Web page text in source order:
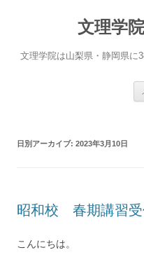
文理学
文理学院は山梨県・静岡県に
日別アーカイブ: 2023年3月10日
昭和校 春期講習受
こんにちは。